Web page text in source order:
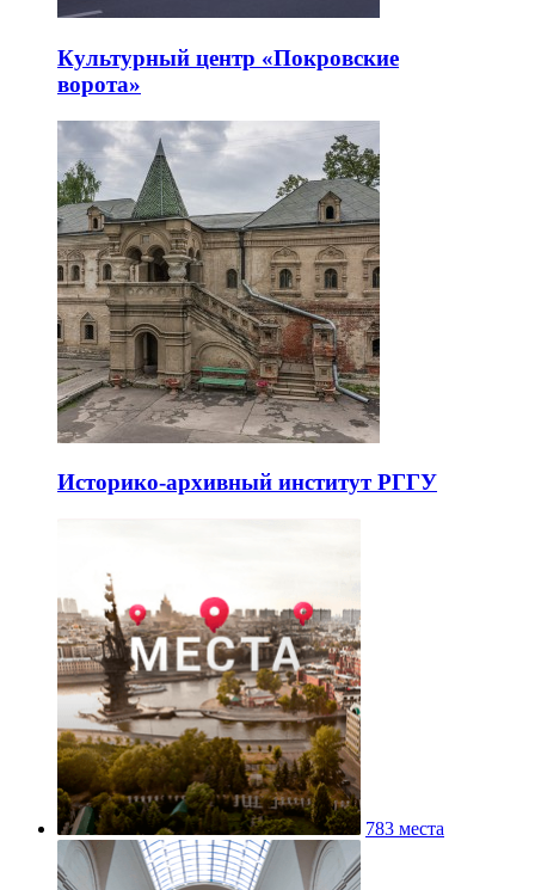
Культурный центр «Покровские
ворота»
Историко-архивный институт РГГУ
783 места